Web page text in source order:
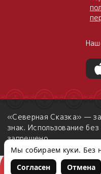
«Северная Сказка» —
знак. Использование
запрещено.
Мы собираем куки. Без
Согласен
Отмена